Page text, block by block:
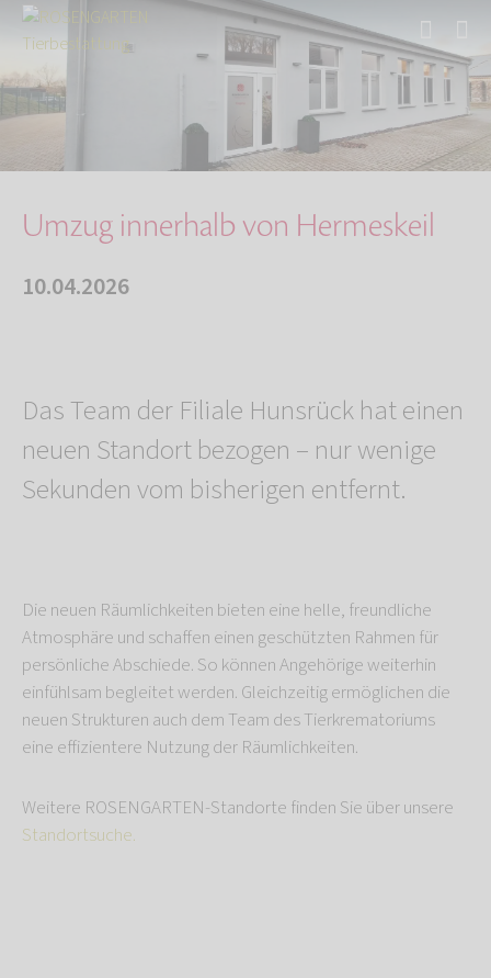
Start Umzug innerhalb von Hermeskeil
Umzug innerhalb von Hermeskeil
10.04.2026
Das Team der Filiale Hunsrück hat einen
neuen Standort bezogen – nur wenige
Sekunden vom bisherigen entfernt.
Die neuen Räumlichkeiten bieten eine helle, freundliche
Atmosphäre und schaffen einen geschützten Rahmen für
persönliche Abschiede. So können Angehörige weiterhin
einfühlsam begleitet werden. Gleichzeitig ermöglichen die
neuen Strukturen auch dem Team des Tierkrematoriums
eine effizientere Nutzung der Räumlichkeiten.
Weitere ROSENGARTEN-Standorte finden Sie über unsere
Standortsuche.